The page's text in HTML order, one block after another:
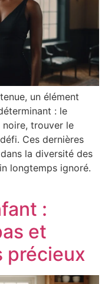
un élément
: le
noire, trouver le
Ces dernières
la diversité des
longtemps ignoré.
:
et
précieux